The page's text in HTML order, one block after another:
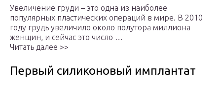
Увеличение груди – это одна из наиболее
популярных пластических операций в мире. В 2010
году грудь увеличило около полутора миллиона
женщин, и сейчас это число …
Читать далее >>
Первый силиконовый имплантат